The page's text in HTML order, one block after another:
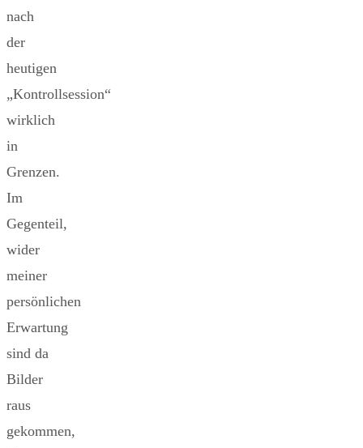
nach
der
heutigen
„Kontrollsession“
wirklich
in
Grenzen.
Im
Gegenteil,
wider
meiner
persönlichen
Erwartung
sind da
Bilder
raus
gekommen,